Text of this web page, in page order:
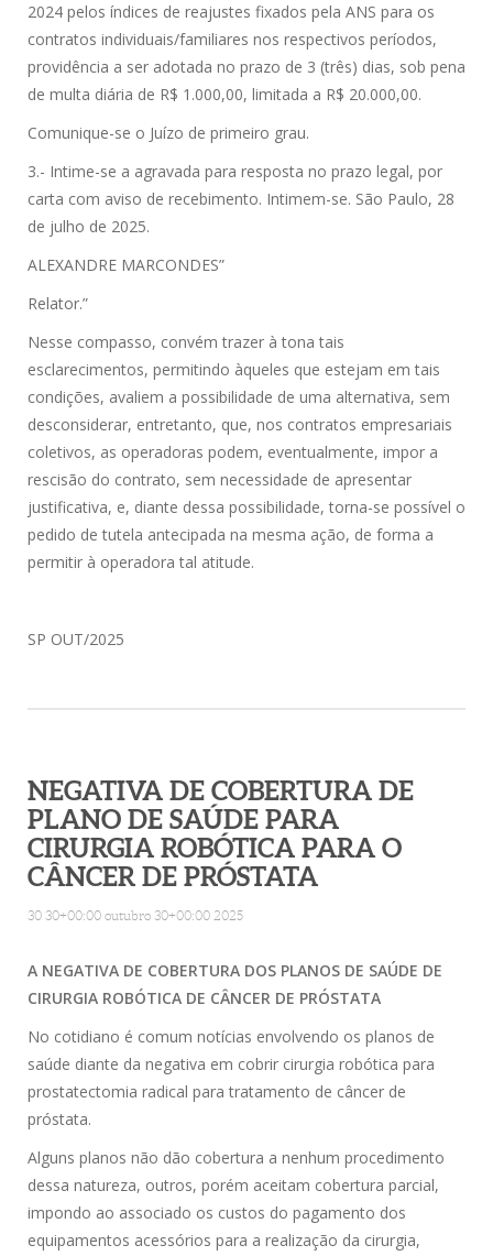
2024 pelos índices de reajustes fixados pela ANS para os
contratos individuais/familiares nos respectivos períodos,
providência a ser adotada no prazo de 3 (três) dias, sob pena
de multa diária de R$ 1.000,00, limitada a R$ 20.000,00.
Comunique-se o Juízo de primeiro grau.
3.- Intime-se a agravada para resposta no prazo legal, por
carta com aviso de recebimento. Intimem-se. São Paulo, 28
de julho de 2025.
ALEXANDRE MARCONDES”
Relator.”
Nesse compasso, convém trazer à tona tais
esclarecimentos, permitindo àqueles que estejam em tais
condições, avaliem a possibilidade de uma alternativa, sem
desconsiderar, entretanto, que, nos contratos empresariais
coletivos, as operadoras podem, eventualmente, impor a
rescisão do contrato, sem necessidade de apresentar
justificativa, e, diante dessa possibilidade, torna-se possível o
pedido de tutela antecipada na mesma ação, de forma a
permitir à operadora tal atitude.
SP OUT/2025
NEGATIVA DE COBERTURA DE
PLANO DE SAÚDE PARA
CIRURGIA ROBÓTICA PARA O
CÂNCER DE PRÓSTATA
30 30+00:00 outubro 30+00:00 2025
A NEGATIVA DE COBERTURA DOS PLANOS DE SAÚDE DE
CIRURGIA ROBÓTICA DE CÂNCER DE PRÓSTATA
No cotidiano é comum notícias envolvendo os planos de
saúde diante da negativa em cobrir cirurgia robótica para
prostatectomia radical para tratamento de câncer de
próstata.
Alguns planos não dão cobertura a nenhum procedimento
dessa natureza, outros, porém aceitam cobertura parcial,
impondo ao associado os custos do pagamento dos
equipamentos acessórios para a realização da cirurgia,